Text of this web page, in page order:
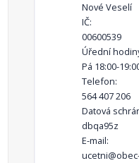
Nové Veselí
IČ:
00600539
Úřední
Pá 18:00-
Telefon:
564 407 206
Datová
dbqa95z
E-mail: